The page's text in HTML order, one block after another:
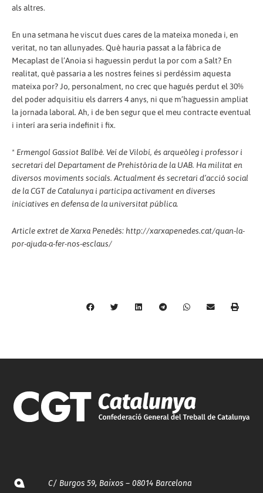
als altres.
En una setmana he viscut dues cares de la mateixa moneda i, en
veritat, no tan allunyades. Què hauria passat a la fàbrica de
Mecaplast de l’Anoia si haguessin perdut la por com a Salt? En
realitat, què passaria a les nostres feines si perdéssim aquesta
mateixa por? Jo, personalment, no crec que hagués perdut el 30%
del poder adquisitiu els darrers 4 anys, ni que m’haguessin ampliat
la jornada laboral. Ah, i de ben segur que el meu contracte eventual
i interí ara seria indefinit i fix.
* Ermengol Gassiot Ballbè. Veí de Vilobí, és arqueòleg i professor i
secretari del Departament de Prehistòria de la UAB. Ha militat en
diversos moviments socials. Actualment és secretari d’acció social
de la CGT de Catalunya i participa activament en diverses
iniciatives en defensa de la universitat pública.
Article extret de Xarxa Penedès: http://xarxapenedes.cat/quan-la-
por-ajuda-a-fer-nos-esclaus/
C/ Burgos 59, Baixos – 08014 Barcelona